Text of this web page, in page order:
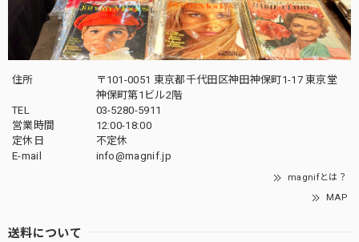
住所
〒101-0051 東京都千代田区神田神保町1-17 東京堂
神保町第1ビル2階
TEL
03-5280-5911
営業時間
12:00-18:00
定休日
不定休
E-mail
info@magnif.jp
magnifとは？
MAP
送料について